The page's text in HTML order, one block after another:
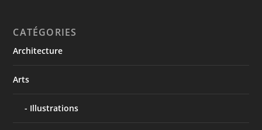
CATÉGORIES
Architecture
Arts
Illustrations